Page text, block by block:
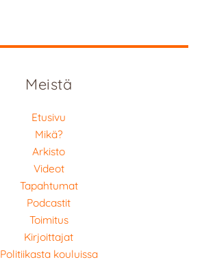
Meistä
Etusivu
Mikä?
Arkisto
Videot
Tapahtumat
Podcastit
Toimitus
Kirjoittajat
Politiikasta kouluissa